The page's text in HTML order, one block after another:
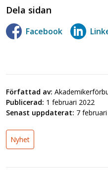
Dela sidan
Facebook
Författad av:
Publicerad: 1 februari 2022
Senast uppdaterat: 7
Nyhet